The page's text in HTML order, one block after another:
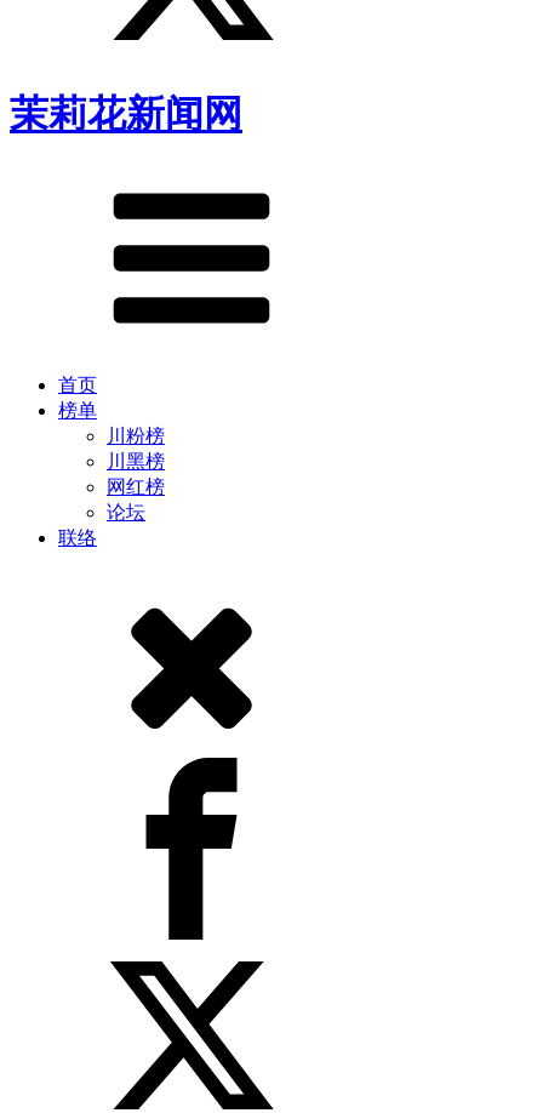
茉莉花新闻网
首页
榜单
川粉榜
川黑榜
网红榜
论坛
联络